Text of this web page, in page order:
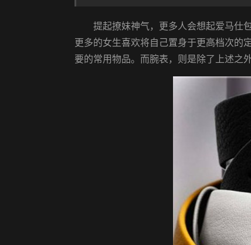
提起撩妹神气，更多人会想起爱马仕
更多的女生喜欢将自己置身于更高档次的
要的常用物品。而腕表，则是除了上述之